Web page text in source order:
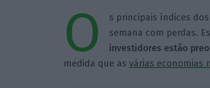
O
s principais índices
semana com perdas.
investidores estão
medida que as várias economias